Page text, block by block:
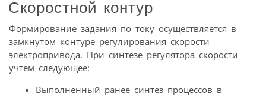
Скоростной контур
Формирование задания по току осуществляется в
замкнутом контуре регулирования скорости
электропривода. При синтезе регулятора скорости
учтем следующее:
Выполненный ранее синтез процессов в